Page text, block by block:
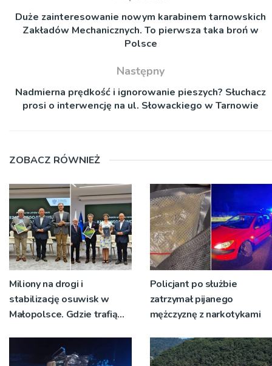
Duże zainteresowanie nowym karabinem tarnowskich
Zakładów Mechanicznych. To pierwsza taka broń w
Polsce
Następny
Nadmierna prędkość i ignorowanie pieszych? Słuchacz
prosi o interwencję na ul. Słowackiego w Tarnowie
ZOBACZ RÓWNIEŻ
Miliony na drogi i
stabilizację osuwisk w
Małopolsce. Gdzie trafią
Policjant po służbie
zatrzymał pijanego
mężczyznę z narkotykami